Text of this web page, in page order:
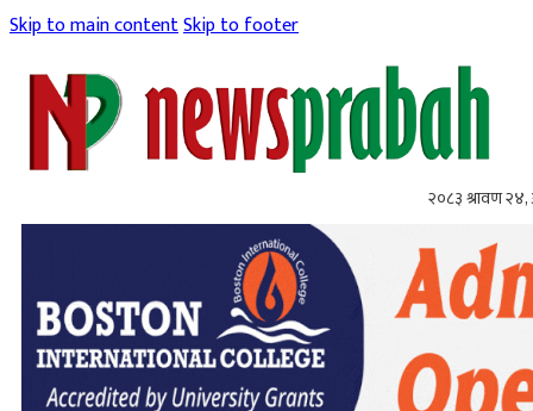
Skip to main contentSkip to footer
२०८३ श्रावण